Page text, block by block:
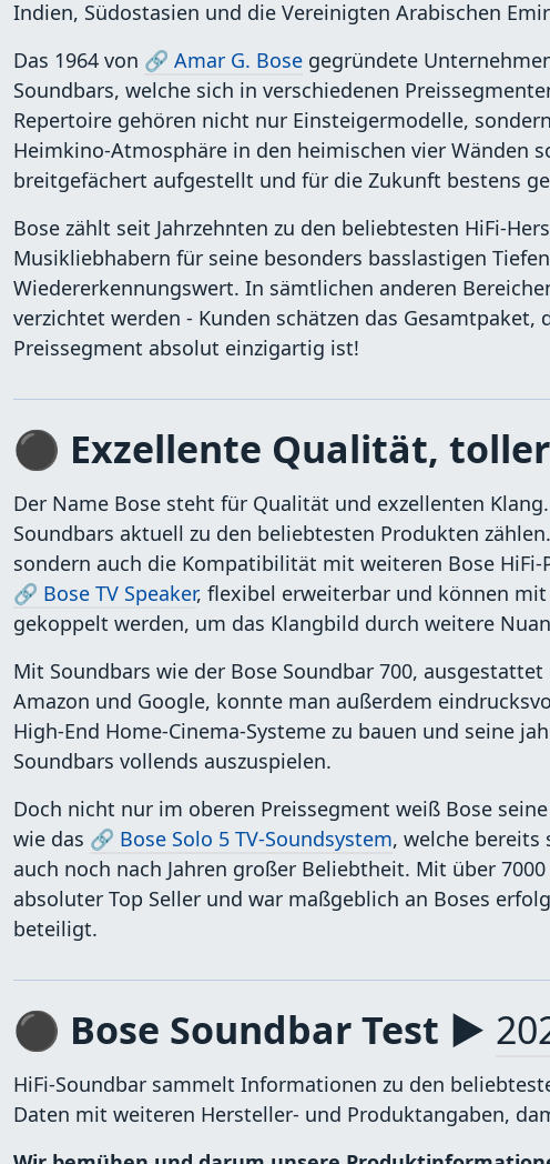
Indien, Südostasien und die Vereinigten Arabischen
Das 1964 von 🔗 Amar G. Bose gegründete
Soundbars, welche sich in verschiedenen
Repertoire gehören nicht nur Einsteigermodelle,
Heimkino-Atmosphäre in den heimischen vier Wänden
breitgefächert aufgestellt und für die Zukunft bestens
Bose zählt seit Jahrzehnten zu den beliebtesten HiFi-
Musikliebhabern für seine besonders basslastigen
Wiedererkennungswert. In sämtlichen anderen
verzichtet werden - Kunden schätzen das
Preissegment absolut einzigartig ist!
⚫ Exzellente Qualität,
Der Name Bose steht für Qualität und exzellenten
Soundbars aktuell zu den beliebtesten Produkten
sondern auch die Kompatibilität mit weiteren Bose
🔗 Bose TV Speaker, flexibel erweiterbar und können
gekoppelt werden, um das Klangbild durch weitere
Mit Soundbars wie der Bose Soundbar 700,
Amazon und Google, konnte man außerdem
High-End Home-Cinema-Systeme zu bauen und seine
Soundbars vollends auszuspielen.
Doch nicht nur im oberen Preissegment weiß Bose
wie das 🔗 Bose Solo 5 TV-Soundsystem, welche bereits
auch noch nach Jahren großer Beliebtheit. Mit über
absoluter Top Seller und war maßgeblich an Boses
beteiligt.
⚫ Bose Soundbar Test ▶
HiFi-Soundbar sammelt Informationen zu den
Daten mit weiteren Hersteller- und Produktangaben,